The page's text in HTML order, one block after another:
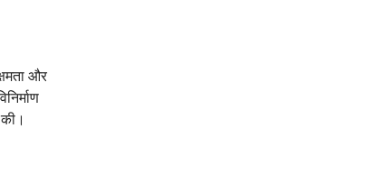
और